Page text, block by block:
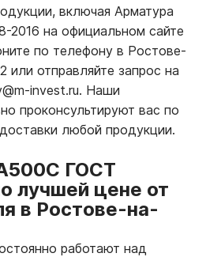
включая Арматура
на официальном сайте
по телефону в Ростове-
отправляйте запрос на
invest.ru. Наши
проконсультируют вас по
любой продукции.
ГОСТ
лучшей цене от
в Ростове-на-
работают над